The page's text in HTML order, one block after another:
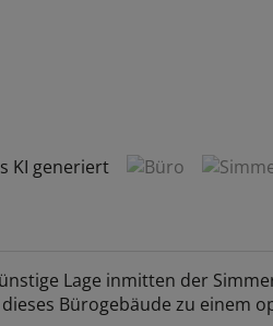
Lage inmitten der
Bürogebäude zu einem